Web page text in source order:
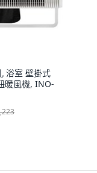
浴室 壁掛式
暖風機, INO-